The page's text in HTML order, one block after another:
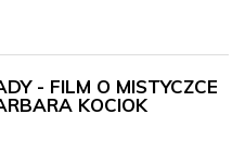
- FILM O MISTYCZCE
KOCIOK